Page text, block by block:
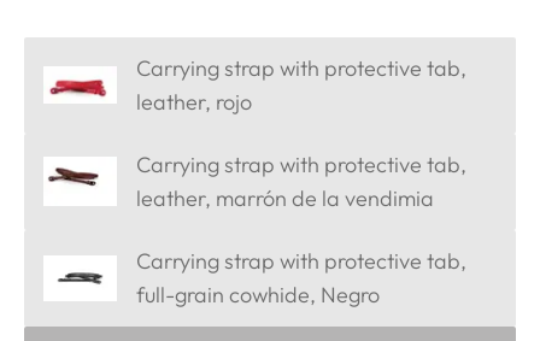
Carrying strap with protective tab,
leather, rojo
Carrying strap with protective tab,
leather, marrón de la vendimia
Carrying strap with protective tab,
full-grain cowhide, Negro